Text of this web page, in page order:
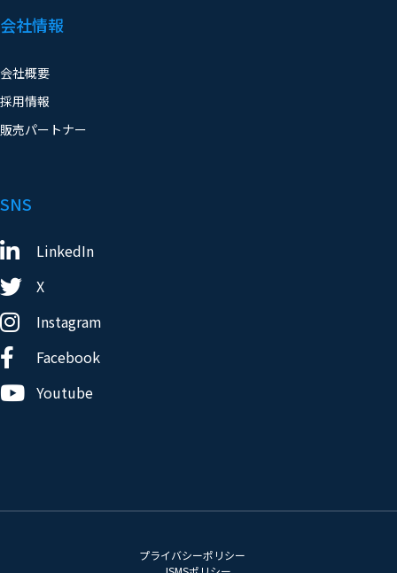
会社情報
会社概要
採用情報
販売パートナー
SNS
LinkedIn
X
Instagram
Facebook
Youtube
プライバシーポリシー